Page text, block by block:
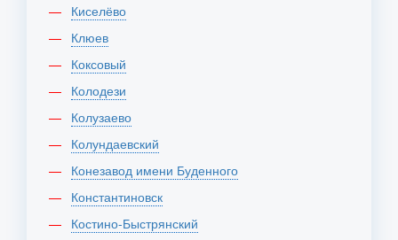
Киселёво
Клюев
Коксовый
Колодези
Колузаево
Колундаевский
Конезавод имени Буденного
Константиновск
Костино-Быстрянский